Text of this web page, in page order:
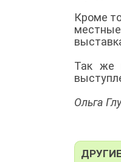
Кроме
местные
Так же
Ольга